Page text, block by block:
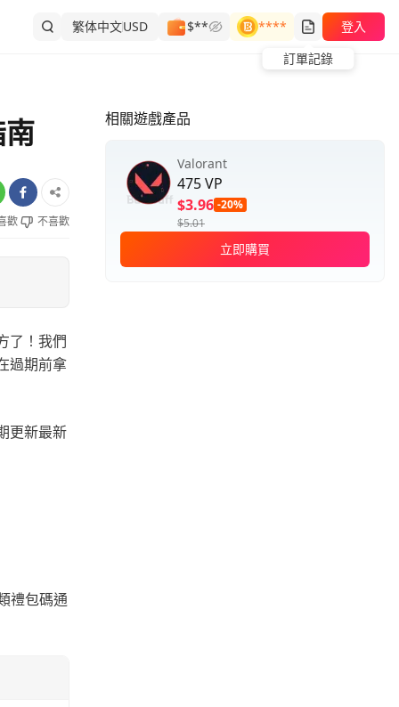
繁体中文USD $**
****
訂單記錄
登入
歡 不喜歡
了！我們
過期前拿
更新最新
禮包碼通
相關遊戲產品
Valorant
475 VP
$3.96 -20%
$5.01
立即購買